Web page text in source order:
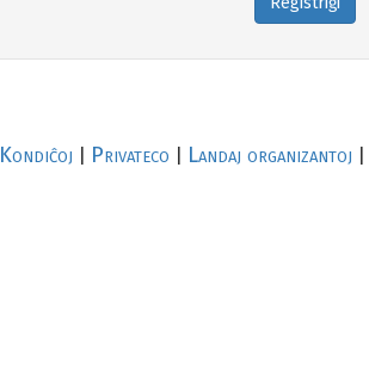
Kondiĉoj Privateco Landaj organizantoj